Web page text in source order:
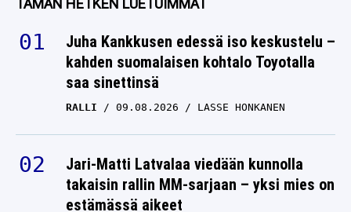
kahden suomalaisen kohtalo Toyotalla
saa sinettinsä
RALLI 09.08.2026
Jari-Matti Latvalaa viedään kunnolla
takaisin rallin MM-sarjaan – yksi mies on
estämässä aikeet
RALLI 09.08.2026